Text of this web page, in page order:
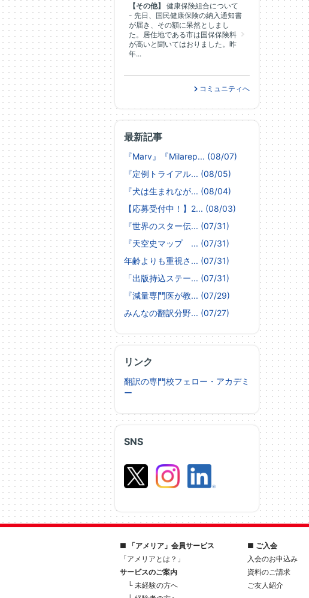
SNS
最新記事
『Marv』『Milarep... (08/07)
『定例トライアル... (08/05)
『犬は生まれなが... (08/04)
【応募受付中！】2... (08/03)
『世界のスター伝... (07/31)
『天空史マップ ... (07/31)
年齢よりも重視さ... (07/31)
「出版持込ステー... (07/31)
『減量専門医が教... (07/29)
みんなの翻訳分野... (07/27)
リンク
翻訳の専門校フェロー・アカデミ
ー
【その他】
健康保険組合について
- 先日、国民健康保険の納入通知書
が届き、その額に呆然としまし
た。居住地である市は国保保険料
が高いと聞いてはおりました。昨
年...
コミュニティへ
■ 「アメリア」会員サービス
「アメリアとは？」
サービスのご案内
└ 未経験の方へ
■ ご入会
入会のお申込み
資料のご請求
ご友人紹介